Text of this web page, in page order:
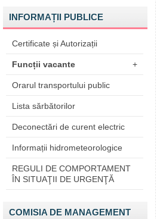
INFORMAȚII PUBLICE
Certificate și Autorizații
Funcții vacante +
Orarul transportului public
Lista sărbătorilor
Deconectări de curent electric
Informații hidrometeorologice
REGULI DE COMPORTAMENT
ÎN SITUAŢII DE URGENŢĂ
COMISIA DE MANAGEMENT